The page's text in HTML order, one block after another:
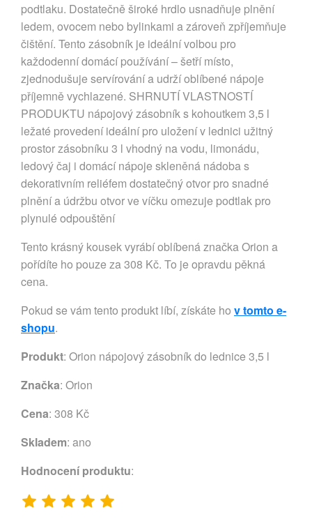
podtlaku. Dostatečně široké hrdlo usnadňuje plnění
ledem, ovocem nebo bylinkami a zároveň zpříjemňuje
čištění. Tento zásobník je ideální volbou pro
každodenní domácí používání – šetří místo,
zjednodušuje servírování a udrží oblíbené nápoje
příjemně vychlazené. SHRNUTÍ VLASTNOSTÍ
PRODUKTU nápojový zásobník s kohoutkem 3,5 l
ležaté provedení ideální pro uložení v lednici užitný
prostor zásobníku 3 l vhodný na vodu, limonádu,
ledový čaj i domácí nápoje skleněná nádoba s
dekorativním reliéfem dostatečný otvor pro snadné
plnění a údržbu otvor ve víčku omezuje podtlak pro
plynulé odpouštění
Tento krásný kousek vyrábí oblíbená značka Orion a
pořídíte ho pouze za 308 Kč. To je opravdu pěkná
cena.
Pokud se vám tento produkt líbí, získáte ho v tomto e-
shopu.
Produkt: Orion nápojový zásobník do lednice 3,5 l
Značka: Orion
Cena: 308 Kč
Skladem: ano
Hodnocení produktu: